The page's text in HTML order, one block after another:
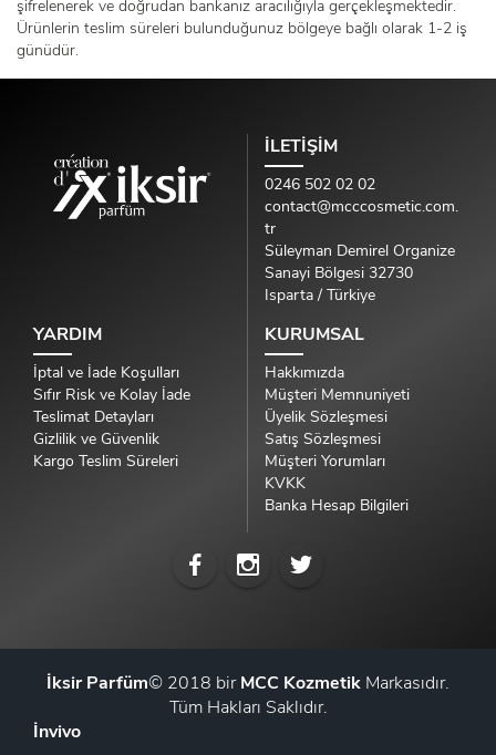
şifrelenerek ve doğrudan bankanız aracılığıyla gerçekleşmektedir.
Ürünlerin teslim süreleri bulunduğunuz bölgeye bağlı olarak 1-2 iş
günüdür.
İLETİŞİM
0246 502 02 02
contact@mcccosmetic.com.
tr
Süleyman Demirel Organize
Sanayi Bölgesi 32730
Isparta / Türkiye
YARDIM
İptal ve İade Koşulları
Sıfır Risk ve Kolay İade
Teslimat Detayları
Gizlilik ve Güvenlik
Kargo Teslim Süreleri
KURUMSAL
Hakkımızda
Müşteri Memnuniyeti
Üyelik Sözleşmesi
Satış Sözleşmesi
Müşteri Yorumları
KVKK
Banka Hesap Bilgileri
İksir Parfüm© 2018 birMCC Kozmetik Markasıdır.
Tüm Hakları Saklıdır.
İnvivo